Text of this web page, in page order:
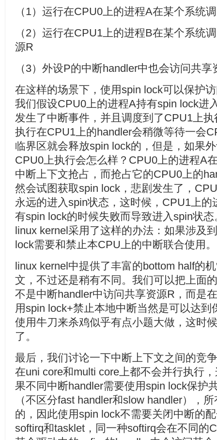
（1）运行在CPU0上的进程A在某个系统
（2）运行在CPU1上的进程B在某个系统
源R
（3）外设P的中断handler中也会访问共享
在这样的场景下，使用spin lock可以保护
我们假设CPU0上的进程A持有spin lock进
发生了中断事件，并且调度到了CPU1上
执行在CPU1上的handler会稍微等待一会
临界区就会释放spin lock的，但是，如果
CPU0上执行会怎么样？CPU0上的进程A
中断上下文抢占，而抢占它的CPU0上的
然会试图获取spin lock，悲剧发生了，
永远的进入spin状态，这时候，CPU1上
有spin lock的时候失败而导致进入spin状
linux kernel采用了这样的办法：如果涉及
lock需要和禁止本CPU上的中断联合使用。
linux kernel中提供了丰富的bottom half的
文，不过还是稍有不同。我们可以把上面
不是中断handler中访问共享资源R，而是
用spin lock+禁止本地中断当然是可以达
使用牛刀来杀鸡似乎有点小题大做，这时
了。
最后，我们讨论一下中断上下文之间的竞
在uni core和multi core上都不会并行执行
果不同中断handler需要使用spin lock保护
（不区分fast handler和slow handler），
的，因此使用spin lock不需要关闭中断的
softirq和tasklet，同一种softirq会在不同的